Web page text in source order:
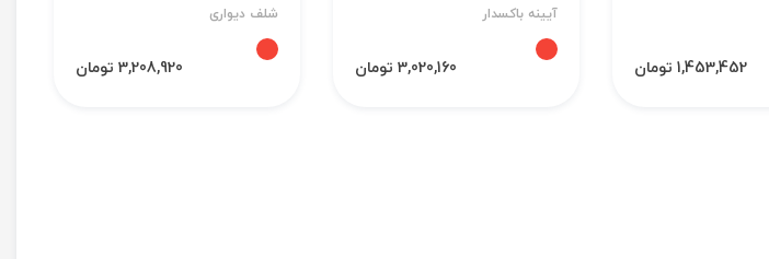
1,453,452 تومان
آیینه باکسدار
3,020,160 تومان
شلف دیواری
3,208,920 تومان